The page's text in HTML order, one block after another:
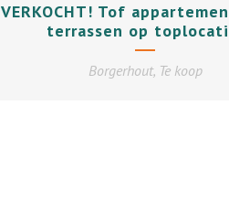
VERKOCHT! Tof
terrassen op
Borgerhout, Te koop